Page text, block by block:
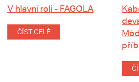
V hlavní roli - FAGOLA
ČÍST CELÉ